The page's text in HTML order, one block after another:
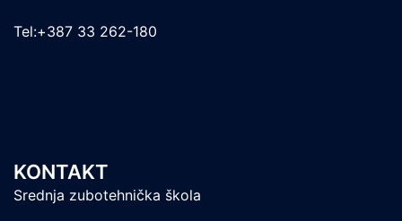
Tel:+387 33 262-180
KONTAKT
Srednja zubotehnička škola